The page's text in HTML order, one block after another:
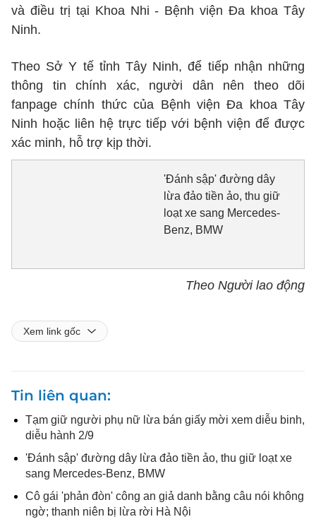
và điều trị tại Khoa Nhi - Bệnh viện Đa khoa Tây
Ninh.
Theo Sở Y tế tỉnh Tây Ninh, để tiếp nhận những
thông tin chính xác, người dân nên theo dõi
fanpage chính thức của Bệnh viện Đa khoa Tây
Ninh hoặc liên hệ trực tiếp với bệnh viện để được
xác minh, hỗ trợ kịp thời.
'Đánh sập' đường dây
lừa đảo tiền ảo, thu giữ
loạt xe sang Mercedes-
Benz, BMW
Theo Người lao động
Xem link gốc
Tin liên quan
Tạm giữ người phụ nữ lừa bán giấy mời xem diễu binh,
diễu hành 2/9
'Đánh sập' đường dây lừa đảo tiền ảo, thu giữ loạt xe
sang Mercedes-Benz, BMW
Cô gái 'phản đòn' công an giả danh bằng câu nói không
ngờ; thanh niên bị lừa rời Hà Nội